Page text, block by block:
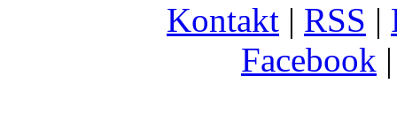
Kontakt | RSS |
Facebook